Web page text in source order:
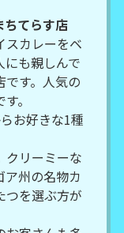
ちてらす店
カレーをベ
も親しんで
す。人気の
。
お好きな1種
クリーミーな
州の名物カ
つを選ぶ方が